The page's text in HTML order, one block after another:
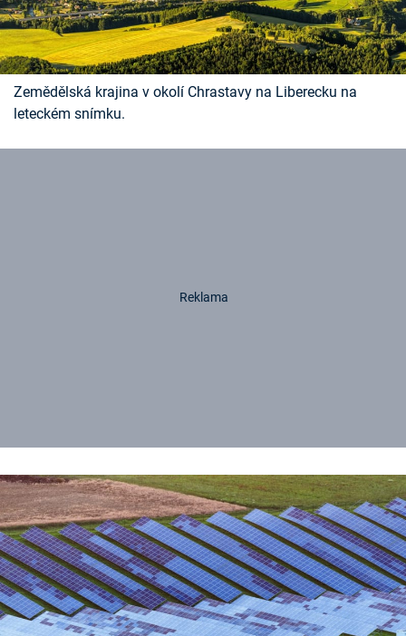
Zemědělská krajina v okolí Chrastavy na Liberecku na
leteckém snímku.